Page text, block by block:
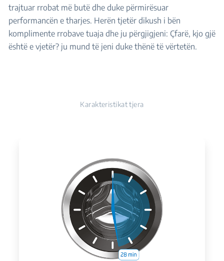
trajtuar rrobat më butë dhe duke përmirësuar
performancën e tharjes. Herën tjetër dikush i bën
komplimente rrobave tuaja dhe ju përgjigjeni: Çfarë, kjo gjë
është e vjetër? ju mund të jeni duke thënë të vërtetën.
Karakteristikat tjera